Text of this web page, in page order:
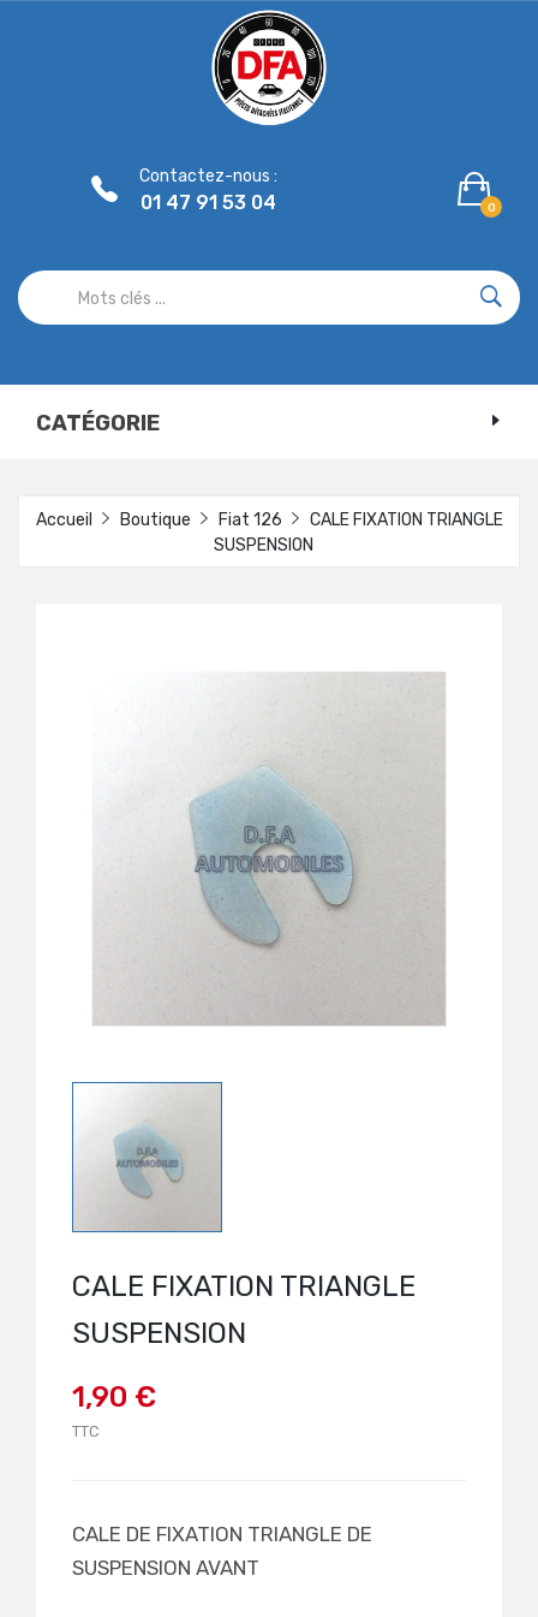
0
Contactez-nous :
01 47 91 53 04
CATÉGORIE
Accueil Boutique Fiat 126
CALE FIXATION TRIANGLE
SUSPENSION
CALE FIXATION TRIANGLE
SUSPENSION
1,90 €
TTC
CALE DE FIXATION TRIANGLE DE
SUSPENSION AVANT
Panneau de gestion des cookies